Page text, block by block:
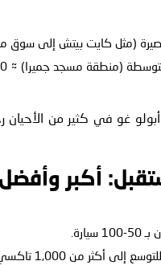
(مثل كايت بيتش إلى سوق مدينة
(منطقة مسجد جميرا) ≈ 60-80 درهم
أبولو غو في كثير من
أكبر وأفضل
سيارة.
من 1,000 تاكسي ذاتي القيادة في السنوات القادمة.